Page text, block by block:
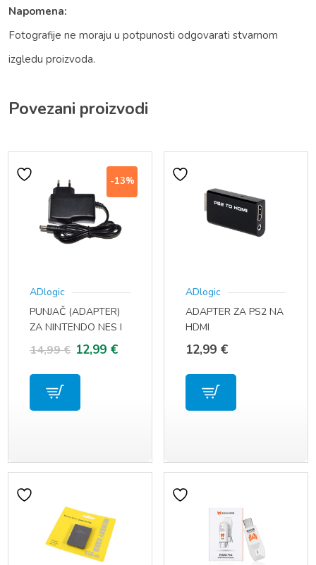
Napomena:
Fotografije ne moraju u potpunosti odgovarati stvarnom
izgledu proizvoda.
Povezani proizvodi
-13%
ADlogic
PUNJAČ (ADAPTER)
ZA NINTENDO NES I
SUPER NINTENDO
14,99€ Izvorna
cijena
12,99 €Trenutna
ADlogic
ADAPTER ZA PS2 NA
HDMI
12,99 €